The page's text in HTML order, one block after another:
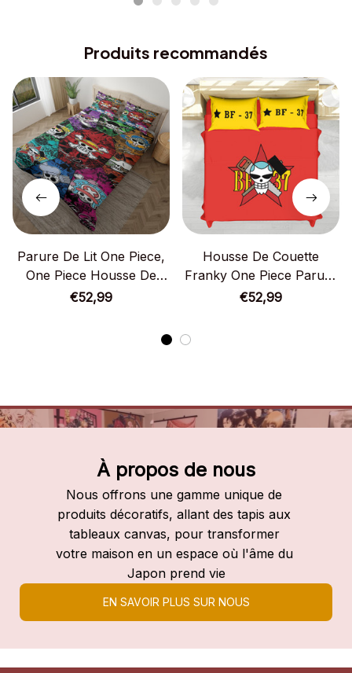
Produits recommandés
Parure De Lit One Piece,
One Piece Housse De
Couette Ensemble De
€52,99
Housse De Couette
Franky One Piece Parure
De Lit Ensemble De Literie
€52,99
À propos de nous
Nous offrons une gamme unique de
produits décoratifs, allant des tapis aux
tableaux canvas, pour transformer
votre maison en un espace où l'âme du
Japon prend vie
EN SAVOIR PLUS SUR NOUS